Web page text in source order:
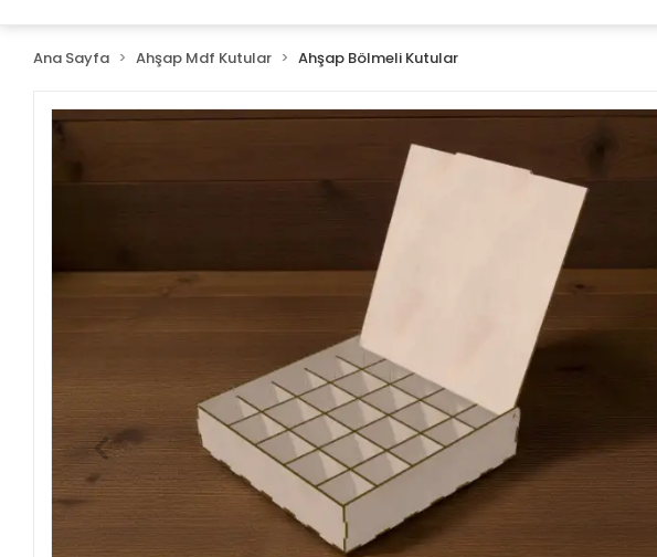
Ana Sayfa Ahşap Mdf Kutular Ahşap Bölmeli Kutular